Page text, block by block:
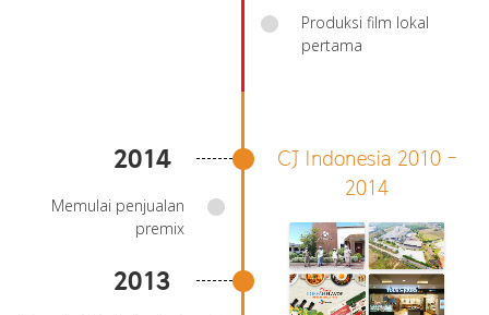
Produksi film lokal
pertama
2014
Memulai penjualan
premix
2013
CJ Indonesia 2010 -
2014